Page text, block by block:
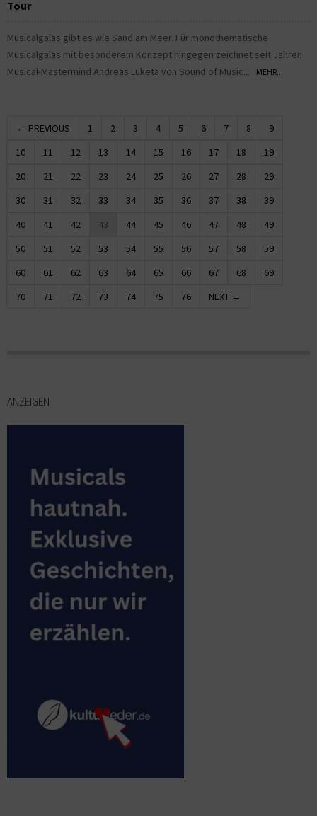
Tour
Musicalgalas gibt es wie Sand am Meer. Für monothematische
Musicalgalas mit besonderem Konzept hingegen zeichnet seit Jahren
Musical-Mastermind Andreas Luketa von Sound of Music...
MEHR...
← PREVIOUS 1 2 3 4 5 6 7 8
9
10
11 12 13 14 15 16 17 18
19
20
21 22 23 24 25 26 27 28
29
30
31 32 33 34 35 36 37 38
39
40
41 42 43 44 45 46 47 48
49
50
51 52 53 54 55 56 57 58
59
60
61 62 63 64 65 66 67 68
69
70
71 72 73 74 75 76 NEXT →
ANZEIGEN